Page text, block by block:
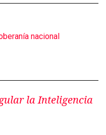
la Inteligencia